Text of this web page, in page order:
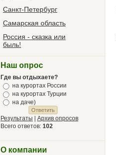
Санкт-Петербург
Самарская область
Россия - сказка или
быль!
Наш опрос
Где вы отдыхаете?
на курортах России
на курортах Турции
на даче)
Результаты
Архив опросов
Всего ответов: 102
О компании